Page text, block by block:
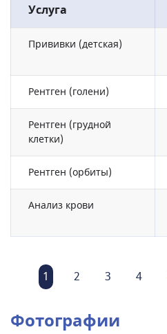
Услуга
Прививки (детская)
Рентген (голени)
Рентген (грудной
клетки)
Рентген (орбиты)
Анализ крови
1 2 3 4
Фотографии